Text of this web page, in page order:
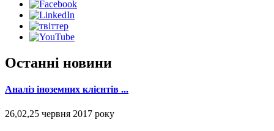
Останні новини
Аналіз іноземних клієнтів ...
26,02,25 червня 2017 року